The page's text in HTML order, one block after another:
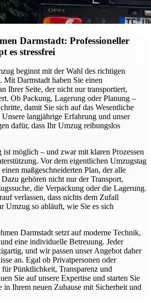
Darmstadt: Professioneller
es stressfrei
beginnt mit der Wahl des richtigen
Mit Darmstadt haben Sie einen
Ihrer Seite, der nicht nur transportiert,
Ob Packung, Lagerung oder Planung –
damit Sie sich auf das Wesentliche
langjährige Erfahrung und unser
dafür, dass Ihr Umzug reibungslos
ist möglich – und zwar mit klaren Prozessen
Vor dem eigentlichen Umzugstag
maßgeschneiderten Plan, der alle
gehören nicht nur der Transport,
die Verpackung oder die Lagerung.
verlassen, dass nichts dem Zufall
Umzug so abläuft, wie Sie es sich
Darmstadt setzt auf moderne Technik,
eine individuelle Betreuung. Jeder
und wir passen unser Angebot daher
an. Egal ob Privatpersonen oder
Pünktlichkeit, Transparenz und
Sie auf unsere Expertise und starten Sie
in Ihrem neuen Zuhause mit Sicherheit und